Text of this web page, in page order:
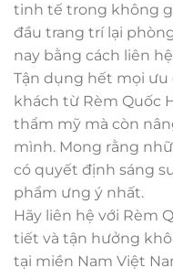
tinh tế trong không
đầu trang trí lại
nay bằng cách liên
Tận dụng hết mọi ưu
khách từ Rèm Quốc
thẩm mỹ mà còn
mình. Mong rằng
có quyết định sáng
phẩm ưng ý nhất.
Hãy liên hệ với Rèm
tiết và tận hưởng
tại miền Nam Việt